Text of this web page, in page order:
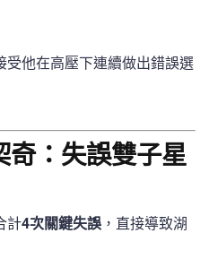
受他在高壓下連續做出錯誤選
奇：失誤雙子星
計4次關鍵失誤 ，直接導致湖